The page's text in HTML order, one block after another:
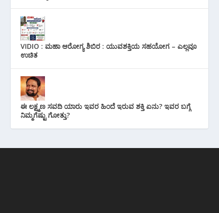
VIDIO : ಮಹಾ ಆರೋಗ್ಯ ಶಿಬಿರ : ಯುವಶಕ್ತಿಯ ಸಹಯೋಗ – ಎಲ್ಲವೂ
ಉಚಿತ
ಈ ಲಕ್ಷ್ಮಣ ಸವದಿ ಯಾರು ಇವರ ಹಿಂದೆ ಇರುವ ಶಕ್ತಿ ಏನು? ಇವರ ಬಗ್ಗೆ
ನಿಮ್ಮಗೆಷ್ಟು ಗೋತ್ತು?